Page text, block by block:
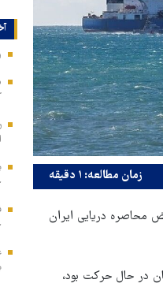
زمان مطالعه: ۱ دقیقه
محاصره دریایی ایران
در حال حرکت بود،